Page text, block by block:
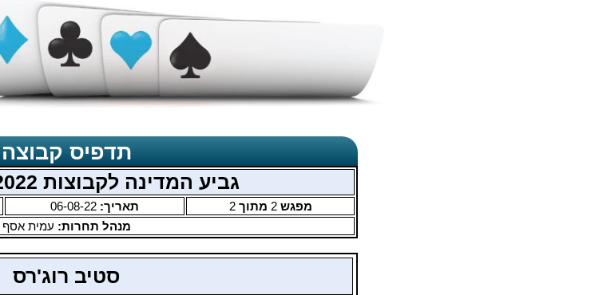
תדפיס קבוצה
גביע המדינה לקבוצות 2022 - 1/4 הגמר
מפגש2 מתוך2 תאריך: 06-08-22
מנהל תחרות: עמית אסף
סטיב רוג'רס